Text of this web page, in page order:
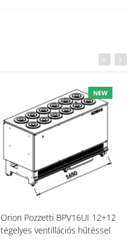
NEW
Orion Pozzetti BPV16UI 12+12
tégelyes ventillációs hűtéssel